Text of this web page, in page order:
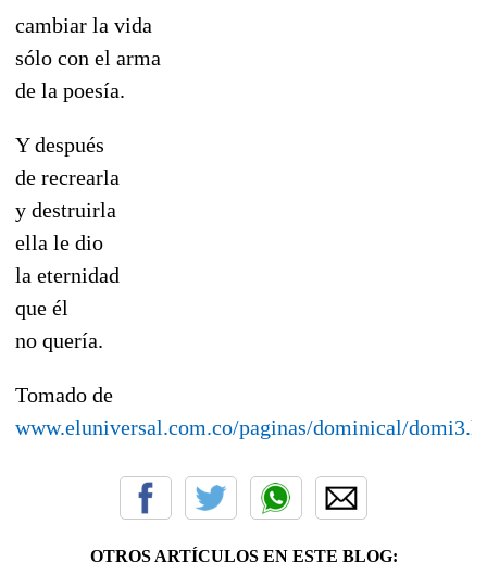
cambiar la vida
sólo con el arma
de la poesía.
Y después
de recrearla
y destruirla
ella le dio
la eternidad
que él
no quería.
Tomado de
www.eluniversal.com.co/paginas/dominical/
OTROS ARTÍCULOS EN ESTE BLOG: